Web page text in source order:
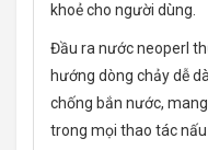
khoẻ cho người dùng.
Đầu ra nước neoperl
hướng dòng chảy dễ
chống bắn nước,
trong mọi thao tác nấu